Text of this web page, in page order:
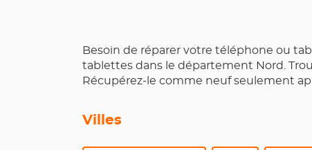
Besoin de réparer votre téléphone ou
tablettes dans le département Nord.
Récupérez-le comme neuf seulement
Villes